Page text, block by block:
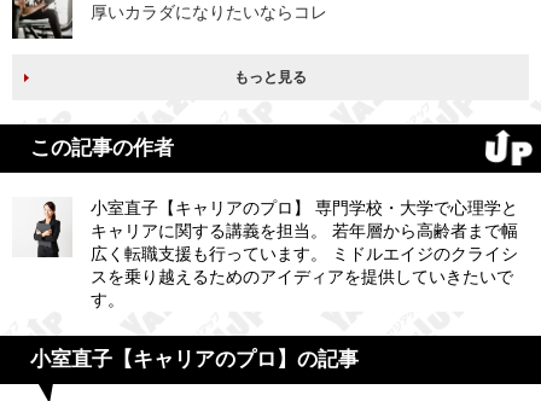
厚いカラダになりたいならコレ
もっと見る
この記事の作者
小室直子【キャリアのプロ】 専門学校・大学で心理学と
キャリアに関する講義を担当。 若年層から高齢者まで幅
広く転職支援も行っています。 ミドルエイジのクライシ
スを乗り越えるためのアイディアを提供していきたいで
す。
小室直子【キャリアのプロ】の記事